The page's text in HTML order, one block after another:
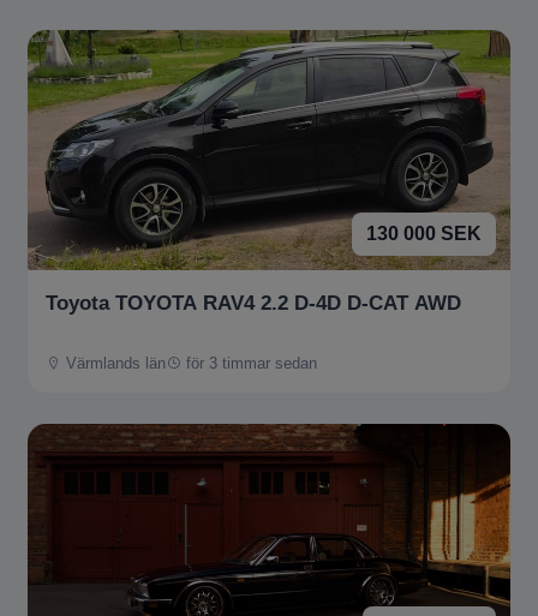
130 000 SEK
Toyota TOYOTA RAV4 2.2 D-4D D-CAT AWD
Värmlands län för 3 timmar sedan